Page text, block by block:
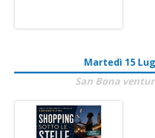
Martedì 15
San Bona